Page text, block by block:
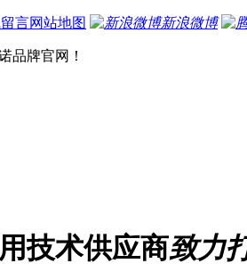
言网站地图 新浪微博
品牌官网！
技术供应商致力